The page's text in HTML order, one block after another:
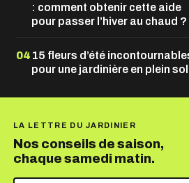
: comment obtenir cette aide
pour passer l’hiver au chaud ?
04 15 fleurs d’été
pour une jardinière en plein
LA LETTRE DU JARDINIER
Nos conseils de saison,
chaque samedi matin.